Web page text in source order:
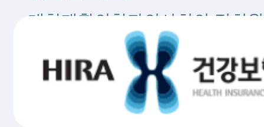
대한재활의학과의사회의 정회
맞춤 혜택과 지원을 만나보세요.